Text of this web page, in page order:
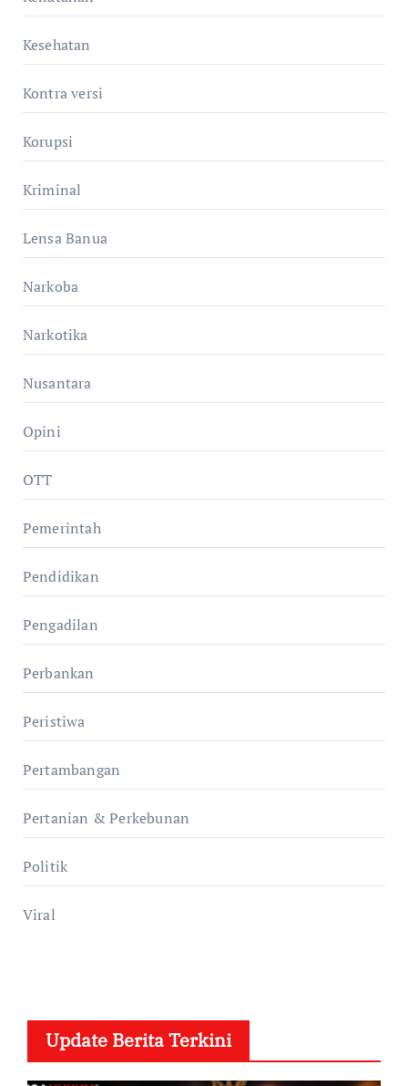
Kesehatan
Kontra versi
Korupsi
Kriminal
Lensa Banua
Narkoba
Narkotika
Nusantara
Opini
OTT
Pemerintah
Pendidikan
Pengadilan
Perbankan
Peristiwa
Pertambangan
Pertanian & Perkebunan
Politik
Viral
Update Berita Terkini